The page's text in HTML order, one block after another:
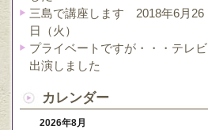
三島で講座します 2018年6月26
日（火）
プライベートですが・・・テレビ
出演しました
カレンダー
2026年8月